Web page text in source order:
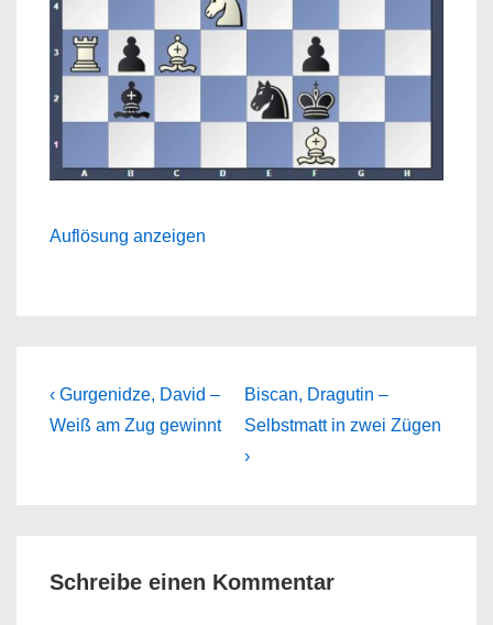
Auflösung anzeigen
Beitragsnavigation
Previous
Post
‹ Gurgenidze, David –
Weiß am Zug gewinnt
Next
Post
is
Biscan, Dragutin –
Selbstmatt in zwei Zügen
›
Schreibe einen Kommentar